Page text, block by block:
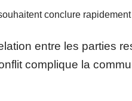
conclure rapidement
entre les parties
complique la